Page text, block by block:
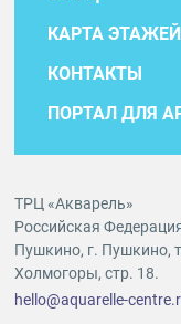
КАРТА ЭТАЖЕЙ
КОНТАКТЫ
ПОРТАЛ ДЛЯ
ТРЦ «Акварель»
Российская
Пушкино, г. Пушкино,
Холмогоры, стр. 18.
hello@aquarelle-